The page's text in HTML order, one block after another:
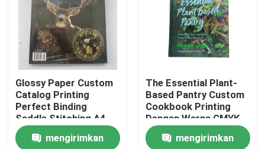
Glossy Paper Custom
Catalog Printing
Perfect Binding
Saddle Stitching A4
A5 A6
mengirimkan
The Essential Plant-
Based Pantry Custom
Cookbook Printing
Dengan Warna CMYK
yang Seram Dan
Laminasi Matte Finish
mengirimkan